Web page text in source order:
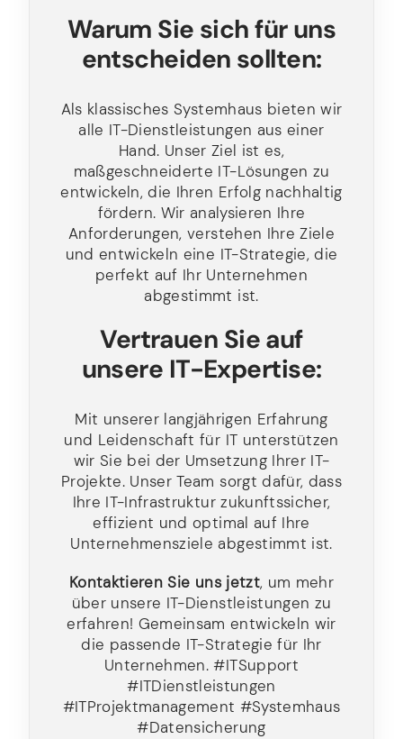
Warum Sie sich für uns
entscheiden sollten:
Als klassisches Systemhaus bieten wir
alle IT-Dienstleistungen aus einer
Hand. Unser Ziel ist es,
maßgeschneiderte IT-Lösungen zu
entwickeln, die Ihren Erfolg nachhaltig
fördern. Wir analysieren Ihre
Anforderungen, verstehen Ihre Ziele
und entwickeln eine IT-Strategie, die
perfekt auf Ihr Unternehmen
abgestimmt ist.
Vertrauen Sie auf
unsere IT-Expertise:
Mit unserer langjährigen Erfahrung
und Leidenschaft für IT unterstützen
wir Sie bei der Umsetzung Ihrer IT-
Projekte. Unser Team sorgt dafür, dass
Ihre IT-Infrastruktur zukunftssicher,
effizient und optimal auf Ihre
Unternehmensziele abgestimmt ist.
Kontaktieren Sie uns jetzt, um mehr
über unsere IT-Dienstleistungen zu
erfahren! Gemeinsam entwickeln wir
die passende IT-Strategie für Ihr
Unternehmen. #ITSupport
#ITDienstleistungen
#ITProjektmanagement #Systemhaus
#Datensicherung